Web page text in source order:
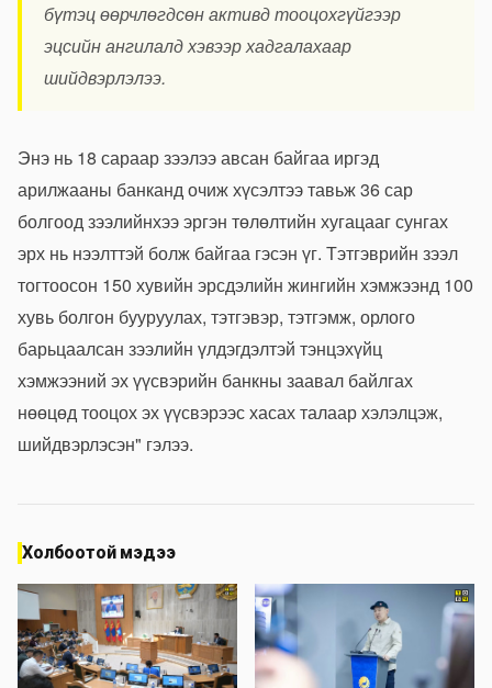
бүтэц өөрчлөгдсөн активд тооцохгүйгээр
эцсийн ангилалд хэвээр хадгалахаар
шийдвэрлэлээ.
Энэ нь 18 сараар зээлээ авсан байгаа иргэд
арилжааны банканд очиж хүсэлтээ тавьж 36 сар
болгоод зээлийнхээ эргэн төлөлтийн хугацааг сунгах
эрх нь нээлттэй болж байгаа гэсэн үг. Тэтгэврийн зээл
тогтоосон 150 хувийн эрсдэлийн жингийн хэмжээнд 100
хувь болгон бууруулах, тэтгэвэр, тэтгэмж, орлого
барьцаалсан зээлийн үлдэгдэлтэй тэнцэхүйц
хэмжээний эх үүсвэрийн банкны заавал байлгах
нөөцөд тооцох эх үүсвэрээс хасах талаар хэлэлцэж,
шийдвэрлэсэн" гэлээ.
Холбоотой мэдээ